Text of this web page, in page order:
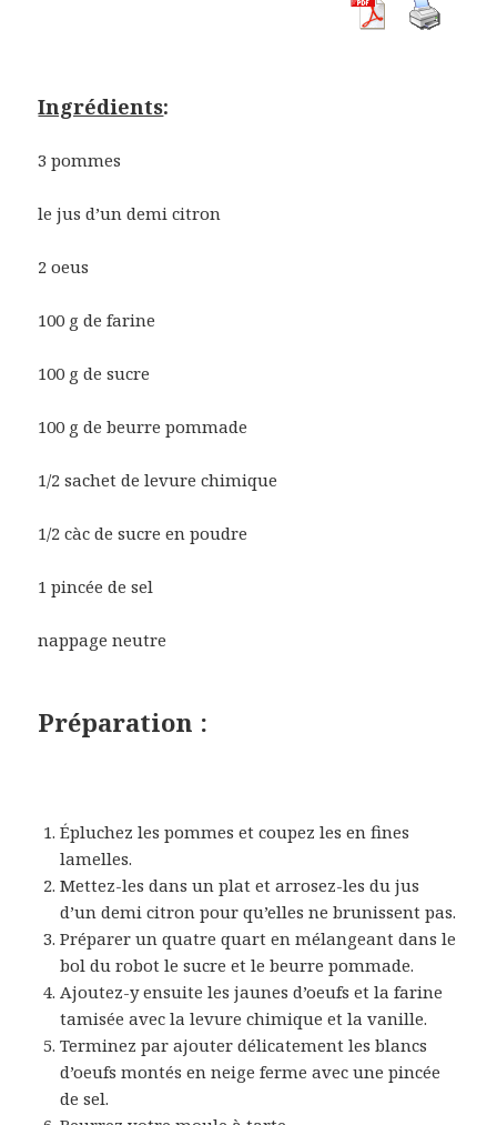
Ingrédients:
3 pommes
le jus d’un demi citron
2 oeus
100 g de farine
100 g de sucre
100 g de beurre pommade
1/2 sachet de levure chimique
1/2 càc de sucre en poudre
1 pincée de sel
nappage neutre
Préparation :
Épluchez les pommes et coupez les en fines
lamelles.
Mettez-les dans un plat et arrosez-les du jus
d’un demi citron pour qu’elles ne brunissent pas.
Préparer un quatre quart en mélangeant dans le
bol du robot le sucre et le beurre pommade.
Ajoutez-y ensuite les jaunes d’oeufs et la farine
tamisée avec la levure chimique et la vanille.
Terminez par ajouter délicatement les blancs
d’oeufs montés en neige ferme avec une pincée
de sel.